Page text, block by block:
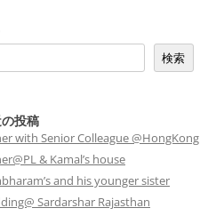
検索
投稿
with Senior Colleague @HongKong
& Kamal’s house
and his younger sister
Sardarshar Rajasthan